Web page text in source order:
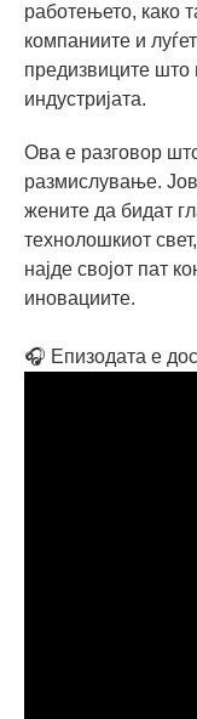
работењето, како
компаниите и
предизвиците што
индустријата.
Ова е разговор
размислување.
жените да бидат
технолошкиот
најде својот пат
иновациите.
🎧 Епизодата е